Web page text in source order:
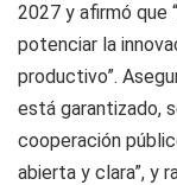
2027 y afirmó que
potenciar la
productivo”.
está garantizado,
cooperación
abierta y clara”, y